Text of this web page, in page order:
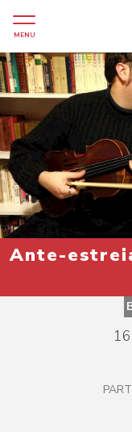
MENU
Ante-